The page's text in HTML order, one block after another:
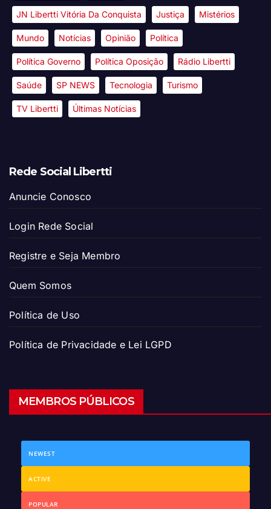
JN Libertti Vitória Da Conquista Justiça Mistérios
Mundo Notícias Opinião Política
Política Governo Política Oposição Rádio Libertti
Saúde SP NEWS Tecnologia Turismo
TV Libertti Últimas Notícias
Rede Social Libertti
Anuncie Conosco
Login Rede Social
Registre e Seja Membro
Quem Somos
Política de Uso
Política de Privacidade e Lei LGPD
MEMBROS PÚBLICOS
NEWEST
ACTIVE
POPULAR